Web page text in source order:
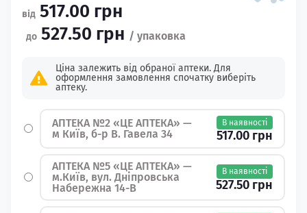
517.00 грн
527.50 грн
Ціна залежить від обраної аптеки. Для
оформлення замовлення спочатку виберіть
аптеку.
АПТЕКА №2 «ЦЕ АПТЕКА» —
м Київ, б-р В. Гавела 34
В наявності
517.00 грн
АПТЕКА №5 «ЦЕ АПТЕКА» —
м.Київ, вул. Дніпровська
Набережна 14-В
В наявності
527.50 грн